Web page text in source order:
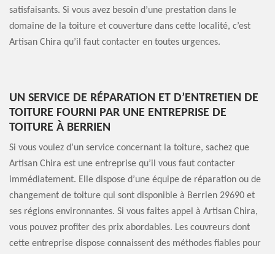
satisfaisants. Si vous avez besoin d’une prestation dans le
domaine de la toiture et couverture dans cette localité, c’est
Artisan Chira qu’il faut contacter en toutes urgences.
UN SERVICE DE RÉPARATION ET D’ENTRETIEN DE
TOITURE FOURNI PAR UNE ENTREPRISE DE
TOITURE À BERRIEN
Si vous voulez d’un service concernant la toiture, sachez que
Artisan Chira est une entreprise qu’il vous faut contacter
immédiatement. Elle dispose d’une équipe de réparation ou de
changement de toiture qui sont disponible à Berrien 29690 et
ses régions environnantes. Si vous faites appel à Artisan Chira,
vous pouvez profiter des prix abordables. Les couvreurs dont
cette entreprise dispose connaissent des méthodes fiables pour